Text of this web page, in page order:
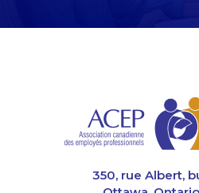
350, rue Albert,